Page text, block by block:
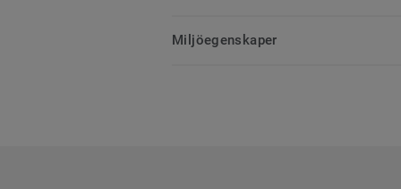
Miljöegenskaper